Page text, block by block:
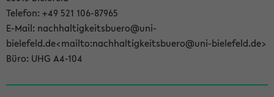
Telefon: +49 521 106-87965
E-Mail: nachhaltigkeitsbuero@uni-
bielefeld.de<mailto:nachhaltigkeitsbuero@uni-bielefeld.de>
Büro: UHG A4-104